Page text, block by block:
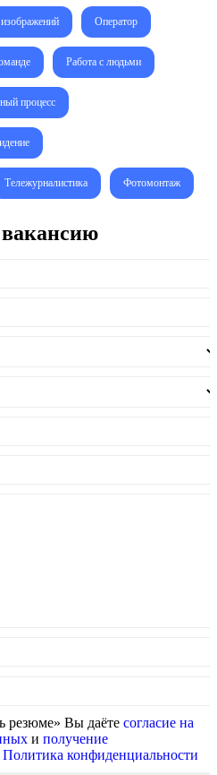
Оператор
Работа с людьми
процесс
Тележурналистика Фотомонтаж
резюме» Вы даёте согласие на
и получение
Политика конфиденциальности